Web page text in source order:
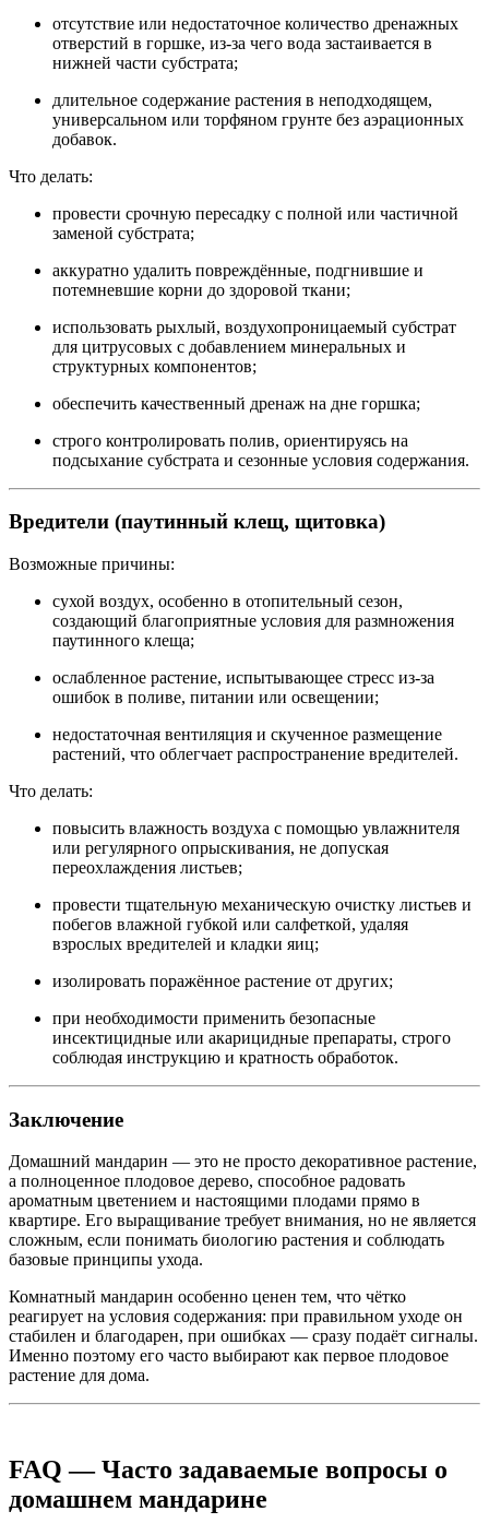
отсутствие или недостаточное количество дренажных
отверстий в горшке, из‑за чего вода застаивается в
нижней части субстрата;
длительное содержание растения в неподходящем,
универсальном или торфяном грунте без аэрационных
добавок.
Что делать:
провести срочную пересадку с полной или частичной
заменой субстрата;
аккуратно удалить повреждённые, подгнившие и
потемневшие корни до здоровой ткани;
использовать рыхлый, воздухопроницаемый субстрат
для цитрусовых с добавлением минеральных и
структурных компонентов;
обеспечить качественный дренаж на дне горшка;
строго контролировать полив, ориентируясь на
подсыхание субстрата и сезонные условия содержания.
Вредители (паутинный клещ, щитовка)
Возможные причины:
сухой воздух, особенно в отопительный сезон,
создающий благоприятные условия для размножения
паутинного клеща;
ослабленное растение, испытывающее стресс из‑за
ошибок в поливе, питании или освещении;
недостаточная вентиляция и скученное размещение
растений, что облегчает распространение вредителей.
Что делать:
повысить влажность воздуха с помощью увлажнителя
или регулярного опрыскивания, не допуская
переохлаждения листьев;
провести тщательную механическую очистку листьев и
побегов влажной губкой или салфеткой, удаляя
взрослых вредителей и кладки яиц;
изолировать поражённое растение от других;
при необходимости применить безопасные
инсектицидные или акарицидные препараты, строго
соблюдая инструкцию и кратность обработок.
Заключение
Домашний мандарин — это не просто декоративное растение,
а полноценное плодовое дерево, способное радовать
ароматным цветением и настоящими плодами прямо в
квартире. Его выращивание требует внимания, но не является
сложным, если понимать биологию растения и соблюдать
базовые принципы ухода.
Комнатный мандарин особенно ценен тем, что чётко
реагирует на условия содержания: при правильном уходе он
стабилен и благодарен, при ошибках — сразу подаёт сигналы.
Именно поэтому его часто выбирают как первое плодовое
растение для дома.
FAQ — Часто задаваемые вопросы о
домашнем мандарине